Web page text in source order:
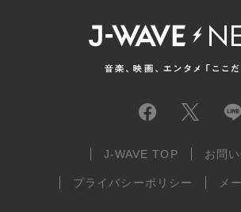
J-WAVE TOP お問
プライバシーポリシー メ